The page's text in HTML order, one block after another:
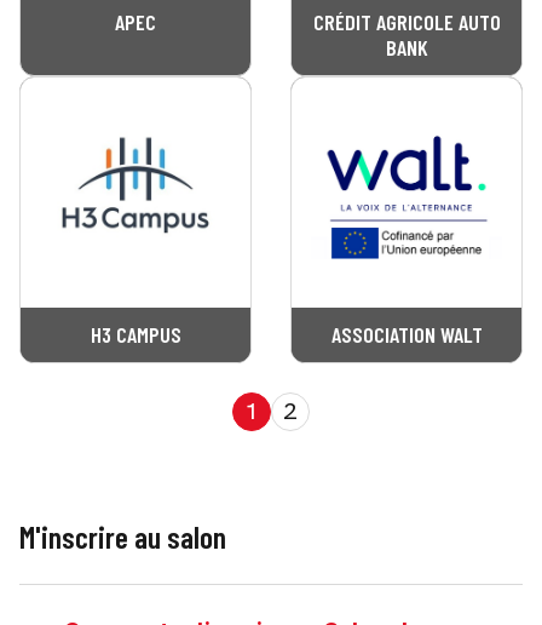
APEC
CRÉDIT AGRICOLE AUTO
BANK
H3 CAMPUS ASSOCIATION WALT
1 2
M'inscrire au salon